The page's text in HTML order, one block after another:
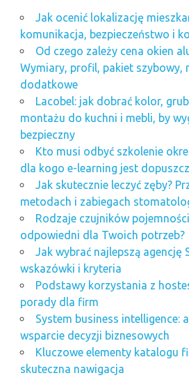
Jak ocenić lokalizację
komunikacja, bezpieczeństwo i
Od czego zależy cena okien
Wymiary, profil, pakiet szybowy,
dodatkowe
Lacobel: jak dobrać kolor,
montażu do kuchni i mebli, by
bezpieczny
Kto musi odbyć szkolenie
dla kogo e-learning jest
Jak skutecznie leczyć zęby?
metodach i zabiegach
Rodzaje czujników
odpowiedni dla Twoich potrzeb?
Jak wybrać najlepszą agencję
wskazówki i kryteria
Podstawy korzystania z
porady dla firm
System business intelligence:
wsparcie decyzji biznesowych
Kluczowe elementy katalogu
skuteczna nawigacja